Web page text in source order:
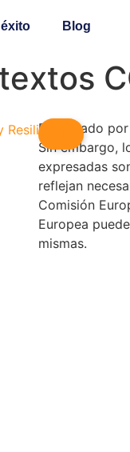
Blog
Financiado
Sin embargo,
expresadas
reflejan
Comisión
Europea
mismas.